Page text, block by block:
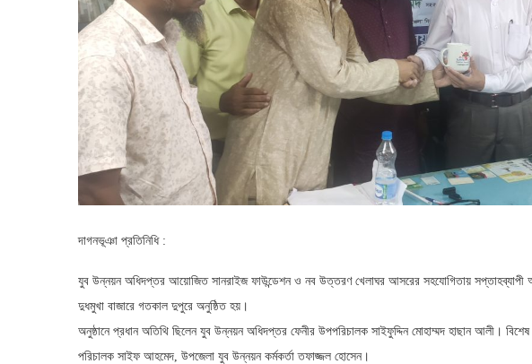
দাগনভূঞা প্রতিনিধি :
যুব উন্নয়ন অধিদপ্তর আয়োজিত সানরাইজ ফাউন্ডেশন ও নব উত্তরণ খেলাঘর আসরের সহযোগিতায় সপ্তাহব্যাপী
দুধমুখা বাজারে গতকাল দুপুরে অনুষ্ঠিত হয়।
অনুষ্ঠানে প্রধান অতিথি ছিলেন যুব উন্নয়ন অধিদপ্তর ফেনীর উপপরিচালক সাইফুদ্দিন মোহাম্মদ হাছান আলী।
পরিচালক সাইফ আহমেদ, উপজেলা যুব উন্নয়ন কর্মকর্তা তফাজ্জল হোসেন।